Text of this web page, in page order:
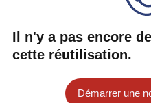
Il n'y a pas encore
cette réutilisation.
Démarrer une